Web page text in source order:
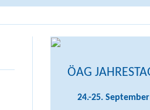
ÖAG
24.-25.